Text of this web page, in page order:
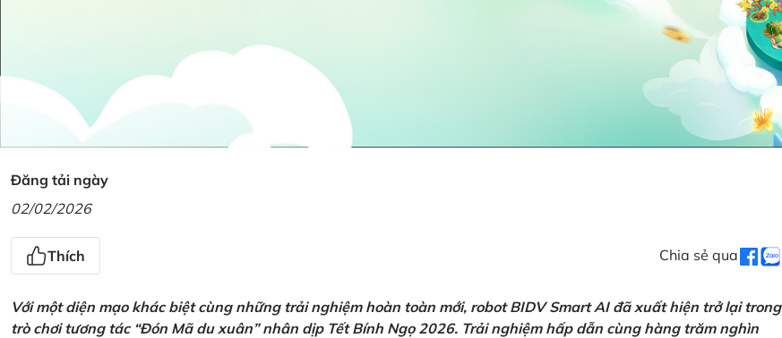
Đăng tải ngày
02/02/2026
Thích Chia sẻ qua
Với một diện mạo khác biệt cùng những trải nghiệm hoàn toàn mới, robot BIDV Smart AI đã xuất hiện trở lại trong
trò chơi tương tác “Đón Mã du xuân” nhân dịp Tết Bính Ngọ 2026. Trải nghiệm hấp dẫn cùng hàng trăm nghìn